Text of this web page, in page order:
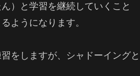
）と学習を継続していくこと
ようになります。
をしますが、シャドーイングと